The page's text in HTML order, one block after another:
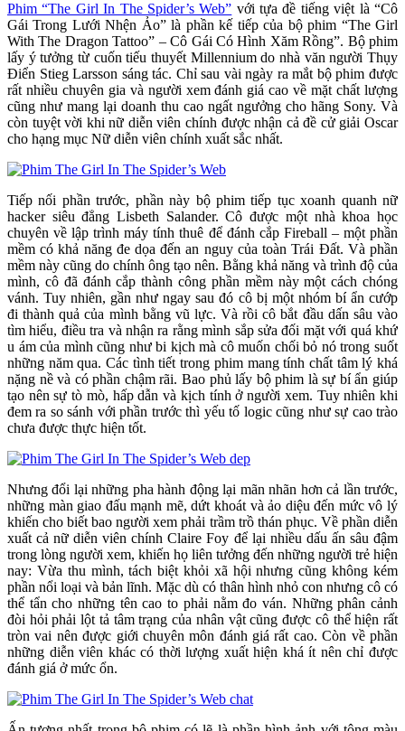
Phim “The Girl In The Spider’s Web” với tựa đề tiếng việt là “Cô
Gái Trong Lưới Nhện Ảo” là phần kế tiếp của bộ phim “The Girl
With The Dragon Tattoo” – Cô Gái Có Hình Xăm Rồng”. Bộ phim
lấy ý tưởng từ cuốn tiếu thuyết Millennium do nhà văn người Thụy
Điển Stieg Larsson sáng tác. Chỉ sau vài ngày ra mắt bộ phim được
rất nhiều chuyên gia và người xem đánh giá cao về mặt chất lượng
cũng như mang lại doanh thu cao ngất ngưởng cho hãng Sony. Và
còn tuyệt vời khi nữ diễn viên chính được nhận cả đề cử giải Oscar
cho hạng mục Nữ diễn viên chính xuất sắc nhất.
Tiếp nối phần trước, phần này bộ phim tiếp tục xoanh quanh nữ
hacker siêu đẳng Lisbeth Salander. Cô được một nhà khoa học
chuyên về lập trình máy tính thuê để đánh cắp Fireball – một phần
mềm có khả năng đe dọa đến an nguy của toàn Trái Đất. Và phần
mềm này cũng do chính ông tạo nên. Bằng khả năng và trình độ của
mình, cô đã đánh cắp thành công phần mềm này một cách chóng
vánh. Tuy nhiên, gần như ngay sau đó cô bị một nhóm bí ẩn cướp
đi thành quả của mình bằng vũ lực. Và rồi cô bắt đầu dấn sâu vào
tìm hiểu, điều tra và nhận ra rằng mình sắp sửa đối mặt với quá khứ
u ám của mình cũng như bi kịch mà cô muốn chối bỏ nó trong suốt
những năm qua. Các tình tiết trong phim mang tính chất tâm lý khá
nặng nề và có phần chậm rãi. Bao phủ lấy bộ phim là sự bí ẩn giúp
tạo nên sự tò mò, hấp dẫn và kịch tính ở người xem. Tuy nhiên khi
đem ra so sánh với phần trước thì yếu tố logic cũng như sự cao trào
chưa được thực hiện tốt.
Nhưng đổi lại những pha hành động lại mãn nhãn hơn cả lần trước,
những màn giao đấu mạnh mẽ, dứt khoát và ảo diệu đến mức vô lý
khiến cho biết bao người xem phải trầm trồ thán phục. Về phần diễn
xuất cả nữ diễn viên chính Claire Foy để lại nhiều dấu ấn sâu đậm
trong lòng người xem, khiến họ liên tưởng đến những người trẻ hiện
nay: Vừa thu mình, tách biệt khỏi xã hội nhưng cũng không kém
phần nổi loại và bản lĩnh. Mặc dù có thân hình nhỏ con nhưng cô có
thể tẩn cho những tên cao to phải nằm đo ván. Những phân cảnh
đòi hỏi phải lột tả tâm trạng của nhân vật cũng được cô thể hiện rất
tròn vai nên được giới chuyên môn đánh giá rất cao. Còn về phần
những diễn viên khác có thời lượng xuất hiện khá ít nên chỉ được
đánh giá ở mức ổn.